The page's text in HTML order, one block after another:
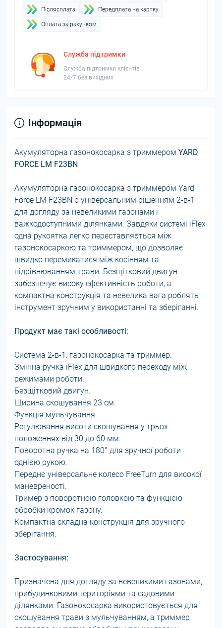
Пiслясплата Передплата на картку
Оплата за рахунком
Служба підтримки
Служба підтримки клієнтів
24/7 без вихідних
Інформація
Акумуляторна газонокосарка з триммером YARD
FORCE LM F23BN
Акумуляторна газонокосарка з триммером Yard
Force LM F23BN є універсальним рішенням 2-в-1
для догляду за невеликими газонами і
важкодоступними ділянками. Завдяки системі iFlex
одна рукоятка легко переставляється між
газонокосаркою та триммером, що дозволяє
швидко перемикатися між косінням та
підрівнюванням трави. Безщітковий двигун
забезпечує високу ефективність роботи, а
компактна конструкція та невелика вага роблять
інструмент зручним у використанні та зберіганні.
Продукт має такі особливості:
Система 2-в-1: газонокосарка та триммер.
Змінна ручка iFlex для швидкого переходу між
режимами роботи.
Безщітковий двигун.
Ширина скошування 23 см.
Функція мульчування.
Регулювання висоти скошування у трьох
положеннях від 30 до 60 мм.
Поворотна ручка на 180° для зручної роботи
однією рукою.
Переднє універсальне колесо FreeTurn для високої
маневреності.
Тример з поворотною головкою та функцією
обробки кромок газону.
Компактна складна конструкція для зручного
зберігання.
Застосування:
Призначена для догляду за невеликими газонами,
прибудинковими територіями та садовими
ділянками. Газонокосарка використовується для
скошування трави з мульчуванням, а триммер